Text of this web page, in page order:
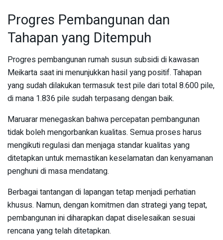
Progres Pembangunan dan
Tahapan yang Ditempuh
Progres pembangunan rumah susun subsidi di kawasan
Meikarta saat ini menunjukkan hasil yang positif. Tahapan
yang sudah dilakukan termasuk test pile dari total 8.600 pile,
di mana 1.836 pile sudah terpasang dengan baik.
Maruarar menegaskan bahwa percepatan pembangunan
tidak boleh mengorbankan kualitas. Semua proses harus
mengikuti regulasi dan menjaga standar kualitas yang
ditetapkan untuk memastikan keselamatan dan kenyamanan
penghuni di masa mendatang.
Berbagai tantangan di lapangan tetap menjadi perhatian
khusus. Namun, dengan komitmen dan strategi yang tepat,
pembangunan ini diharapkan dapat diselesaikan sesuai
rencana yang telah ditetapkan.